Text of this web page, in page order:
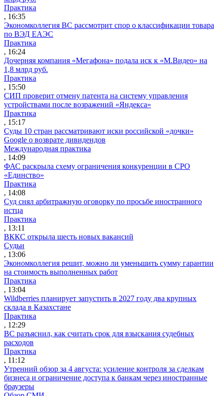
Практика
, 16:35
Экономколлегия ВС рассмотрит спор о классификации товара
по ВЭД ЕАЭС
Практика
, 16:24
Дочерняя компания «Мегафона» подала иск к «М.Видео» на
1,8 млрд руб.
Практика
, 15:50
СИП проверит отмену патента на систему управления
устройствами после возражений «Яндекса»
Практика
, 15:17
Суды 10 стран рассматривают иски российской «дочки»
Google о возврате дивидендов
Международная практика
, 14:09
ФАС раскрыла схему ограничения конкуренции в СРО
«Единство»
Практика
, 14:08
Суд снял арбитражную оговорку по просьбе иностранного
истца
Практика
, 13:11
ВККС открыла шесть новых вакансий
Судьи
, 13:06
Экономколлегия решит, можно ли уменьшить сумму гарантии
на стоимость выполненных работ
Практика
, 13:04
Wildberries планирует запустить в 2027 году два крупных
склада в Казахстане
Практика
, 12:29
ВС разъяснил, как считать срок для взыскания судебных
расходов
Практика
, 11:12
Утренний обзор за 4 августа: усиление контроля за сделкам
бизнеса и ограничение доступа к банкам через иностранные
браузеры